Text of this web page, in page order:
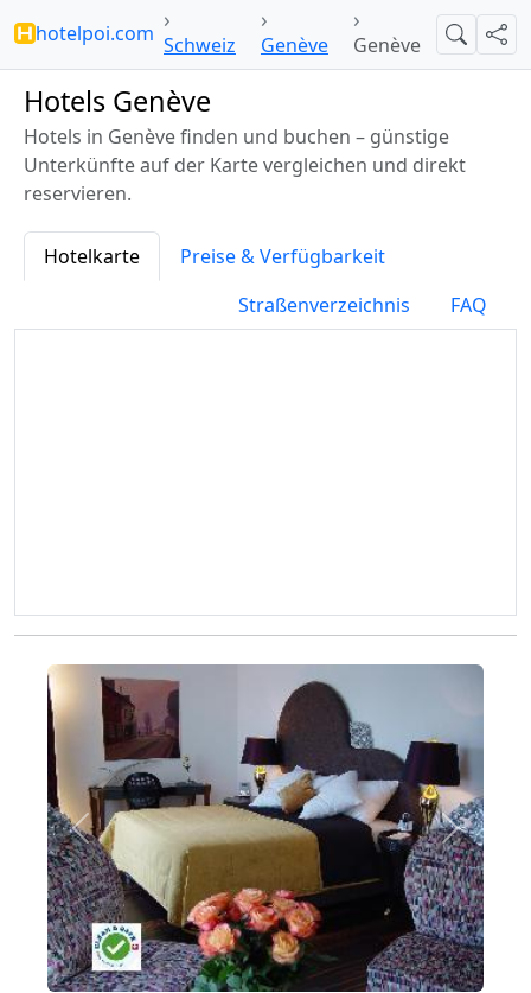
hotelpoi.com Schweiz Genève Genève Suche
Hotels Genève
Hotels in Genève finden und buchen – günstige
Unterkünfte auf der Karte vergleichen und direkt
reservieren.
Hotelkarte
Preise & Verfügbarkeit
Straßenverzeichnis
FAQ
Zurück Weiter